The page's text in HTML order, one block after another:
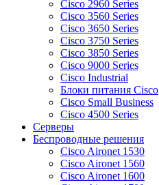
Cisco 2960 Series
Cisco 3560 Series
Cisco 3650 Series
Cisco 3750 Series
Cisco 3850 Series
Cisco 9000 Series
Cisco Industrial
Блоки питания Cisco
Cisco Small Business
Cisco 4500 Series
Серверы
Беспроводные решения
Cisco Aironet 1530
Cisco Aironet 1560
Cisco Aironet 1600